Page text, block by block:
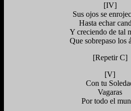
[IV]
Sus ojos se
Hasta echar
Y creciendo de tal
Que sobrepaso los
[Repetir C]
[V]
Con tu
Vagaras
Por todo el